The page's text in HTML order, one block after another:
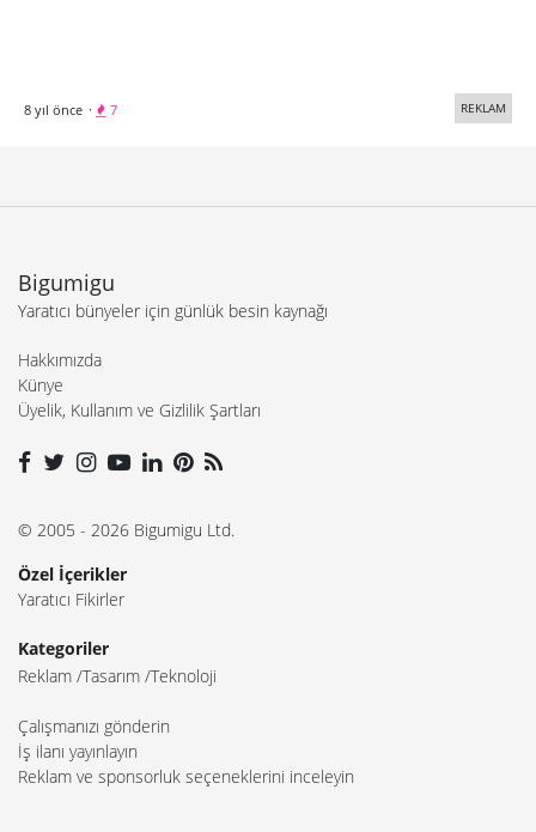
8 yıl önce · 7 REKLAM
Bigumigu
Yaratıcı bünyeler için günlük besin kaynağı
Hakkımızda
Künye
Üyelik, Kullanım ve Gizlilik Şartları
© 2005 - 2026 Bigumigu Ltd.
Özel İçerikler
Yaratıcı Fikirler
Kategoriler
Reklam Tasarım Teknoloji
Çalışmanızı gönderin
İş ilanı yayınlayın
Reklam ve sponsorluk seçeneklerini inceleyin